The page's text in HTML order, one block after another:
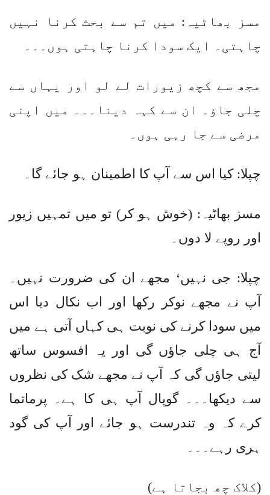
مسز بھاٹیہ: میں تم سے بحث کرنا نہیں
چاہتی۔ ایک سودا کرنا چاہتی ہوں۔۔۔
مجھ سے کچھ زیورات لے لو اور یہاں سے
چلی جاؤ۔ ان سے کہہ دینا۔۔۔ میں اپنی
مرضی سے جا رہی ہوں۔
چپلا: کیا اس سے آپ کا اطمینان ہو جائے گا۔
مسز بھاٹیہ: (خوش ہو کر) تو میں تمہیں زیور
اور روپے لا دوں۔
چپلا: جی نہیں‘ مجھے ان کی ضرورت نہیں۔
آپ نے مجھے نوکر رکھا اور اب نکال دیا اس
میں سودا کرنے کی نوبت ہی کہاں آتی ہے میں
آج ہی چلی جاؤں گی اور یہ افسوس ساتھ
لیتی جاؤں گی کہ آپ نے مجھے شک کی نظروں
سے دیکھا۔۔۔ گوپال آپ ہی کا ہے۔ پرماتما
کرے کہ وہ تندرست ہو جائے اور آپ کی گود
ہری رہے۔۔۔
(کلاک چھ بجاتا ہے)